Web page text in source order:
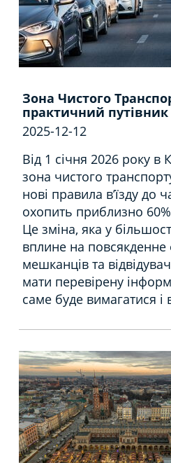
Зона Чистого
практичний путівник
2025-12-12
Від 1 січня 2026 року в
зона чистого
нові правила в’їзду до
охопить приблизно
Це зміна, яка у
вплине на повсякденне
мешканців та
мати перевірену
саме буде вимагатися і